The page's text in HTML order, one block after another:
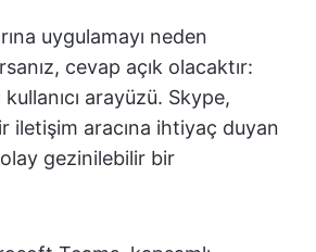
uygulamayı neden
cevap açık olacaktır:
arayüzü. Skype,
iletişim aracına ihtiyaç duyan
gezinilebilir bir